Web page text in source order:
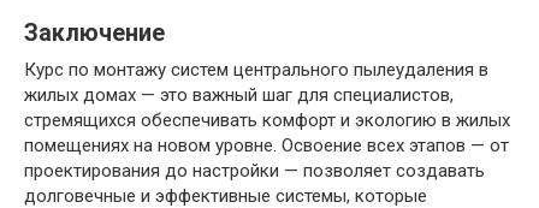
Заключение
Курс по монтажу систем центрального пылеудаления в
жилых домах — это важный шаг для специалистов,
стремящихся обеспечивать комфорт и экологию в жилых
помещениях на новом уровне. Освоение всех этапов — от
проектирования до настройки — позволяет создавать
долговечные и эффективные системы, которые